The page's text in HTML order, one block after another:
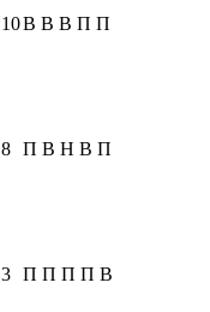
10В В В П П
8 П В Н В П
3 П П П П В